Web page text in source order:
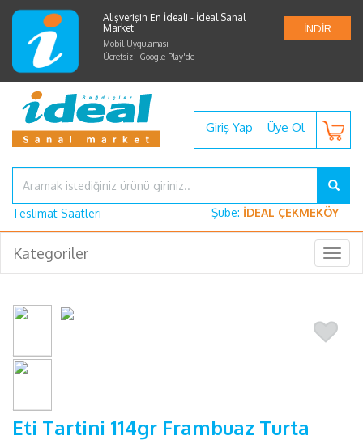
Alışverişin En İdeali - İdeal Sanal
Market
Mobil Uygulaması
Ücretsiz - Google Play'de
İNDİR
Giriş Yap Üye Ol
Teslimat Saatleri Şube: İDEAL ÇEKMEKÖY
Kategoriler
Eti Tartini 114gr Frambuaz Turta